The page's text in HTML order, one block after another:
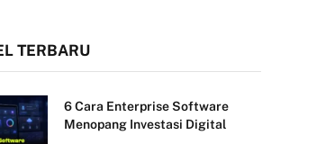
TERBARU
6 Cara Enterprise Software
Menopang Investasi Digital